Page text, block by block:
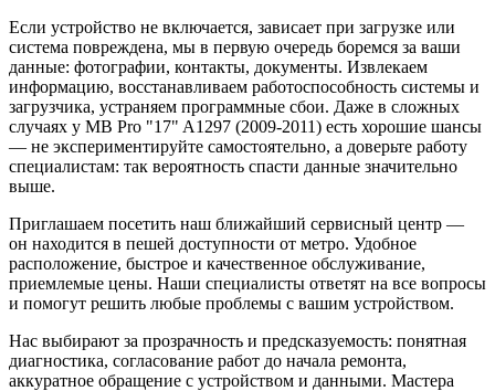
Если устройство не включается, зависает при загрузке или
система повреждена, мы в первую очередь боремся за ваши
данные: фотографии, контакты, документы. Извлекаем
информацию, восстанавливаем работоспособность системы и
загрузчика, устраняем программные сбои. Даже в сложных
случаях у MB Pro "17" A1297 (2009-2011) есть хорошие шансы
— не экспериментируйте самостоятельно, а доверьте работу
специалистам: так вероятность спасти данные значительно
выше.
Приглашаем посетить наш ближайший сервисный центр —
он находится в пешей доступности от метро. Удобное
расположение, быстрое и качественное обслуживание,
приемлемые цены. Наши специалисты ответят на все вопросы
и помогут решить любые проблемы с вашим устройством.
Нас выбирают за прозрачность и предсказуемость: понятная
диагностика, согласование работ до начала ремонта,
аккуратное обращение с устройством и данными. Мастера